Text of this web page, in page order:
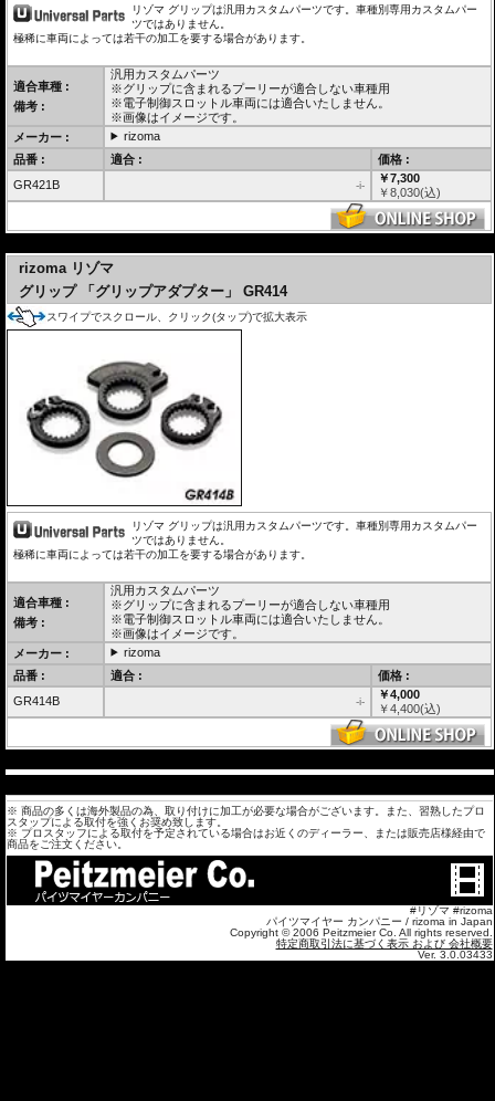
リゾマ グリップは汎用カスタムパーツです。車種別専用カスタムパー
ツではありません。
極稀に車両によっては若干の加工を要する場合があります。
適合車種 :
備考 :
汎用カスタムパーツ
※グリップに含まれるプーリーが適合しない車種用
※電子制御スロットル車両には適合いたしません。
※画像はイメージです。
メーカー :
rizoma
品番 :
適合 :
価格 :
GR421B
-i-
￥7,300
￥8,030(込)
rizoma リゾマ
グリップ 「グリップアダプター」 GR414
スワイプでスクロール、クリック(タップ)で拡大表示
リゾマ グリップは汎用カスタムパーツです。車種別専用カスタムパー
ツではありません。
極稀に車両によっては若干の加工を要する場合があります。
適合車種 :
備考 :
汎用カスタムパーツ
※グリップに含まれるプーリーが適合しない車種用
※電子制御スロットル車両には適合いたしません。
※画像はイメージです。
メーカー :
rizoma
品番 :
適合 :
価格 :
GR414B
-i-
￥4,000
￥4,400(込)
※ 商品の多くは海外製品の為、取り付けに加工が必要な場合がございます。また、習熟したプロ
スタップによる取付を強くお奨め致します。
※ プロスタッフによる取付を予定されている場合はお近くのディーラー、または販売店様経由で
商品をご注文ください。
#リゾマ #rizoma
パイツマイヤー カンパニー / rizoma in Japan
Copyright © 2006 Peitzmeier Co. All rights reserved.
特定商取引法に基づく表示 および 会社概要
Ver. 3.0.03433